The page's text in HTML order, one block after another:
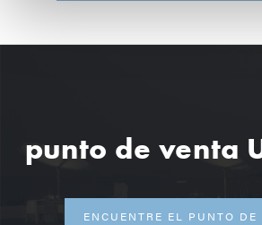
punto de venta
ENCUENTRE EL PUNTO DE